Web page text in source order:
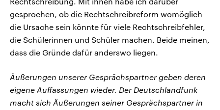
gesprochen, ob die Rechtschreibreform womöglich
die Ursache sein könnte für viele Rechtschreibfehler,
die Schülerinnen und Schüler machen. Beide meinen,
dass die Gründe dafür anderswo liegen.
Äußerungen unserer Gesprächspartner geben deren
eigene Auffassungen wieder. Der Deutschlandfunk
macht sich Äußerungen seiner Gesprächspartner in